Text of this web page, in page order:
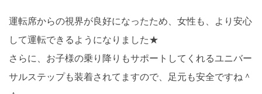
運転席からの視界が良好になったため、女性も、より安心
して運転できるようになりました★
さらに、お子様の乗り降りもサポートしてくれるユニバー
サルステップも装着されてますので、足元も安全ですね＾